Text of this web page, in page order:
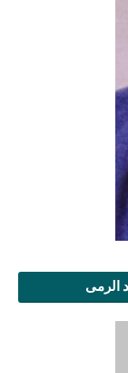
الرمى